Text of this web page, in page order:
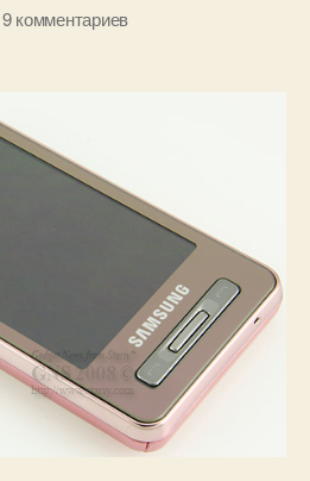
комментариевк
новом
нежно
розовом
цвете.